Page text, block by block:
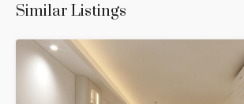
Similar Listings